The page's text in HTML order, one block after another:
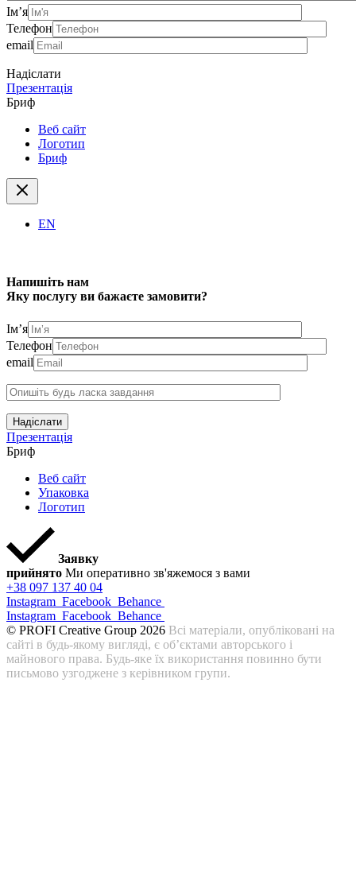
Ім’я
Телефон
email
Надіслати
Презентація
Бриф
Веб сайт
Логотип
Бриф
EN
Напишіть нам
Яку послугу ви бажаєте замовити?
Ім’я
Телефон
email
Надіслати
Презентація
Бриф
Веб сайт
Упаковка
Логотип
Заявку
прийнято Ми оперативно зв'яжемося з вами
+38 097 137 40 04
Instagram Facebook Behance
Instagram Facebook Behance
© PROFI Creative Group 2026 Всі матеріали, опубліковані на
сайті в будь-якому вигляді, є об’єктами авторського і
майнового права. Будь-яке їх використання повинно бути
письмово узгоджене з керівником групи.